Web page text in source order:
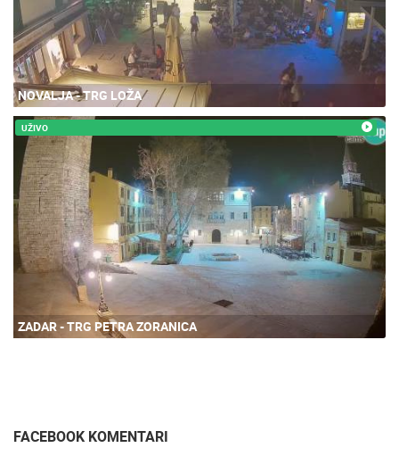
NOVALJA - TRG LOŽA
UŽIVO
ZADAR - TRG PETRA ZORANICA
FACEBOOK KOMENTARI